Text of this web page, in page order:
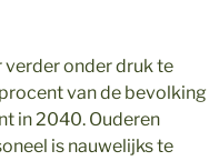
onder druk te
van de bevolking
in 2040. Ouderen
is nauwelijks te